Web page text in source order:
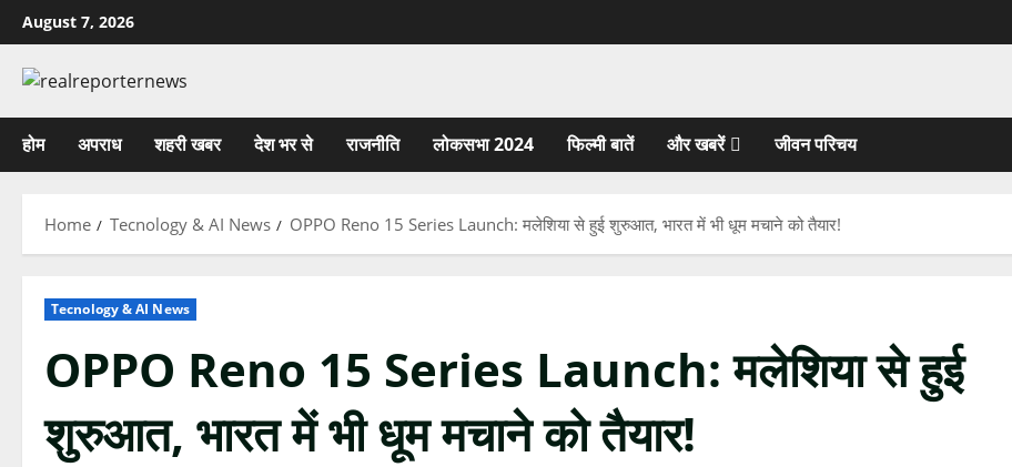
Skip
to
content
August 7, 2026
होम अपराध शहरी खबर देश भर से राजनीति लोकसभा 2024 फिल्मी बातें और खबरें जीवन परिचय
Home Tecnology & AI News OPPO Reno 15 Series Launch: मलेशिया से हुई शुरुआत, भारत में भी धूम मचाने को तैयार!
Tecnology & AI News
OPPO Reno 15 Series Launch: मलेशिया से हुई
शुरुआत, भारत में भी धूम मचाने को तैयार!